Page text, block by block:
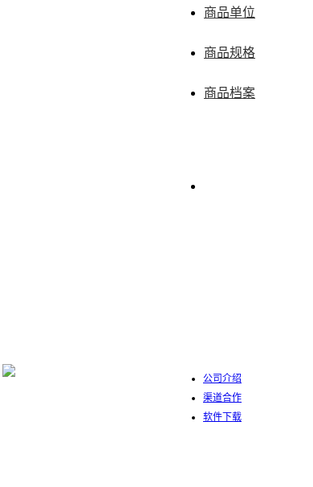
商品单位
商品规格
商品档案
公司介绍
渠道合作
软件下载